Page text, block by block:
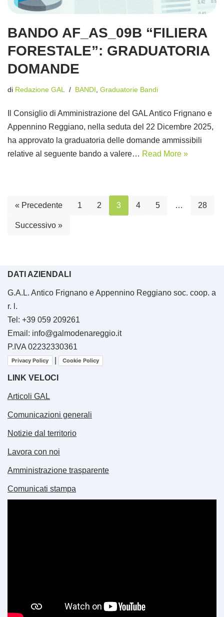
BANDO AF_AS_09B “FILIERA
FORESTALE”: GRADUATORIA
DOMANDE
di Redazione GAL BANDI Graduatorie Bandi
Il Consiglio di Amministrazione del GAL Antico Frignano e
Appennino Reggiano, nella seduta del 22 Dicembre 2025,
ha approvato la graduatoria delle domande ammissibili
relative al seguente bando a valere… Read More »
« Precedente 1 2 3 4 5 … 28
Successivo »
DATI AZIENDALI
G.A.L. Antico Frignano e Appennino Reggiano soc. coop. a
r. l.
Tel: +39 059 209261
Email: info@galmodenareggio.it
P.IVA 02232330361
Privacy Policy Cookie Policy
LINK VELOCI
Articoli GAL
Comunicazioni generali
Notizie dal territorio
Lavora con noi
Amministrazione trasparente
Comunicati stampa